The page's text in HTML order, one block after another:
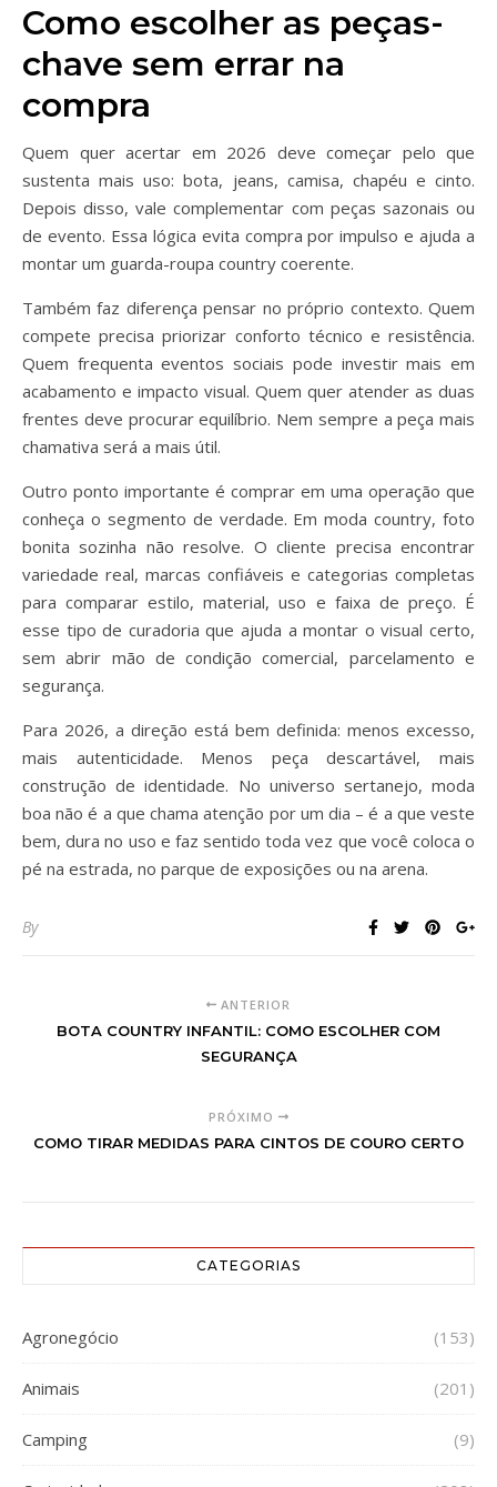
Como escolher as peças-
chave sem errar na
compra
Quem quer acertar em 2026 deve começar pelo que
sustenta mais uso: bota, jeans, camisa, chapéu e cinto.
Depois disso, vale complementar com peças sazonais ou
de evento. Essa lógica evita compra por impulso e ajuda a
montar um guarda-roupa country coerente.
Também faz diferença pensar no próprio contexto. Quem
compete precisa priorizar conforto técnico e resistência.
Quem frequenta eventos sociais pode investir mais em
acabamento e impacto visual. Quem quer atender as duas
frentes deve procurar equilíbrio. Nem sempre a peça mais
chamativa será a mais útil.
Outro ponto importante é comprar em uma operação que
conheça o segmento de verdade. Em moda country, foto
bonita sozinha não resolve. O cliente precisa encontrar
variedade real, marcas confiáveis e categorias completas
para comparar estilo, material, uso e faixa de preço. É
esse tipo de curadoria que ajuda a montar o visual certo,
sem abrir mão de condição comercial, parcelamento e
segurança.
Para 2026, a direção está bem definida: menos excesso,
mais autenticidade. Menos peça descartável, mais
construção de identidade. No universo sertanejo, moda
boa não é a que chama atenção por um dia – é a que veste
bem, dura no uso e faz sentido toda vez que você coloca o
pé na estrada, no parque de exposições ou na arena.
By
ANTERIOR
BOTA COUNTRY INFANTIL: COMO ESCOLHER COM
SEGURANÇA
PRÓXIMO
COMO TIRAR MEDIDAS PARA CINTOS DE COURO CERTO
CATEGORIAS
Agronegócio (153)
Animais (201)
Camping (9)